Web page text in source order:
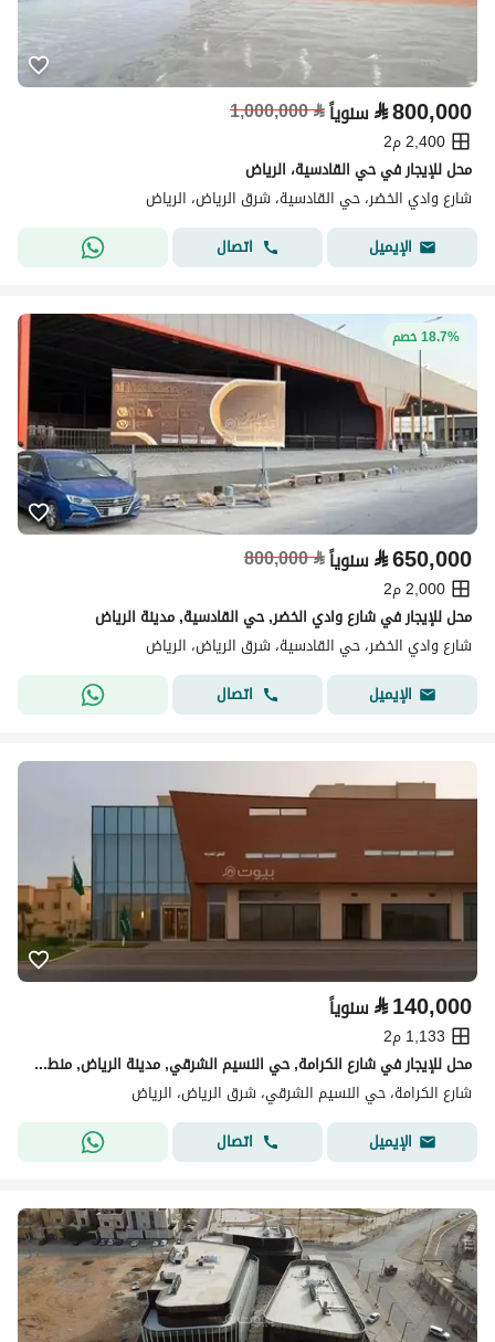
⃁800,000 سنوياً⃁
1,000,000
2,400 م2
محل للإيجار في حي القادسية، الرياض
شارع وادي الخضر، حي القادسية، شرق الرياض، الرياض
الإيميل
اتصال
18.7% خصم
⃁650,000 سنوياً⃁
800,000
2,000 م2
محل للإيجار في شارع وادي الخضر, حي القادسية, مدينة الرياض
شارع وادي الخضر، حي القادسية، شرق الرياض، الرياض
الإيميل
اتصال
⃁140,000 سنوياً
1,133 م2
محل للإيجار في شارع الكرامة, حي النسيم الشرقي, مدينة الرياض, منطقة الرياض
شارع الكرامة، حي النسيم الشرقي، شرق الرياض، الرياض
الإيميل
اتصال